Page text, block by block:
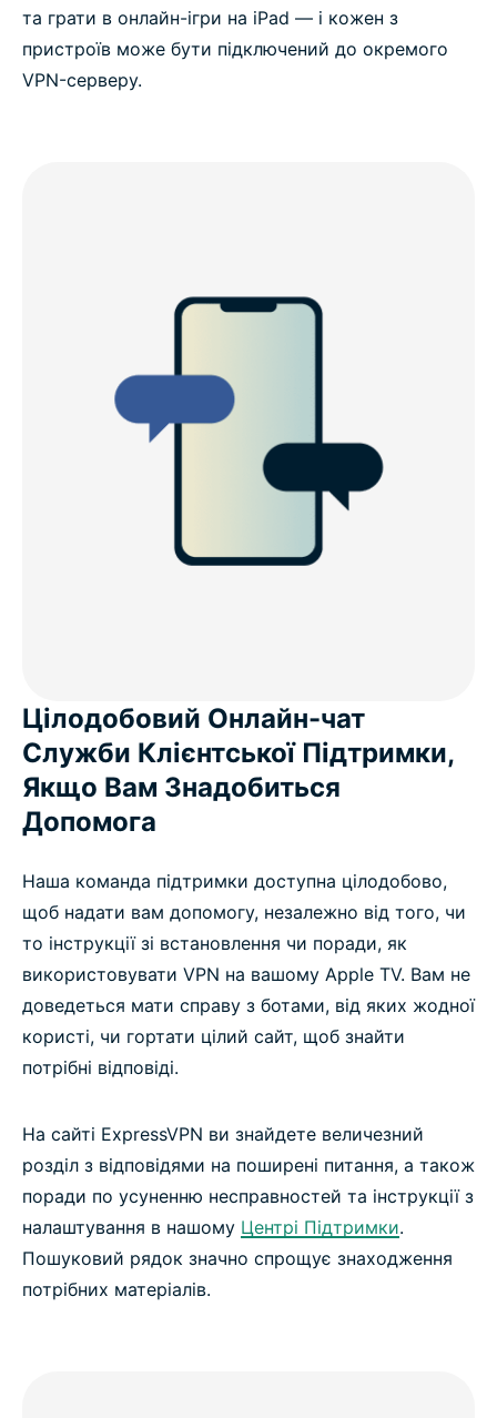
та грати в онлайн-ігри на iPad — і кожен з
пристроїв може бути підключений до окремого
VPN-серверу.
Цілодобовий Онлайн-чат
Служби Клієнтської Підтримки,
Якщо Вам Знадобиться
Допомога
Наша команда підтримки доступна цілодобово,
щоб надати вам допомогу, незалежно від того, чи
то інструкції зі встановлення чи поради, як
використовувати VPN на вашому Apple TV. Вам не
доведеться мати справу з ботами, від яких жодної
користі, чи гортати цілий сайт, щоб знайти
потрібні відповіді.
На сайті ExpressVPN ви знайдете величезний
розділ з відповідями на поширені питання, а також
поради по усуненню несправностей та інструкції з
налаштування в нашому Центрі Підтримки.
Пошуковий рядок значно спрощує знаходження
потрібних матеріалів.